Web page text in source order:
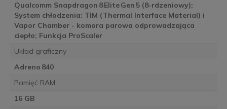
Qualcomm Snapdragon 8 Elite Gen 5 (8-rdzeniowy);
System chłodzenia: TIM (Thermal Interface Material) i
Vapor Chamber - komora parowa odprowadzająca
ciepło; Funkcja ProScaler
Układ graficzny
Adreno 840
Pamięć RAM
16 GB